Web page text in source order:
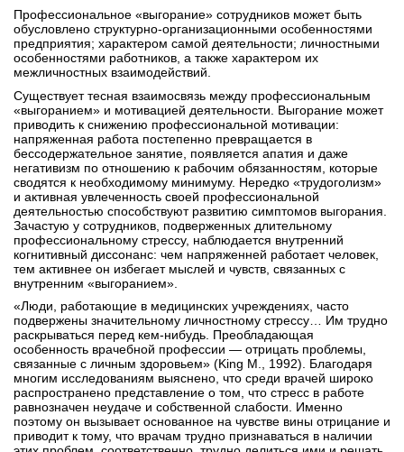
Профессиональное «выгорание» сотрудников может быть
обусловлено структурно-организационными особенностями
предприятия; характером самой деятельности; личностными
особенностями работников, а также характером их
межличностных взаимодействий.
Существует тесная взаимосвязь между профессиональным
«выгоранием» и мотивацией деятельности. Выгорание может
приводить к снижению профессиональной мотивации:
напряженная работа постепенно превращается в
бессодержательное занятие, появляется апатия и даже
негативизм по отношению к рабочим обязанностям, которые
сводятся к необходимому минимуму. Нередко «трудоголизм»
и активная увлеченность своей профессиональной
деятельностью способствуют развитию симптомов выгорания.
Зачастую у сотрудников, подверженных длительному
профессиональному стрессу, наблюдается внутренний
когнитивный диссонанс: чем напряженней работает человек,
тем активнее он избегает мыслей и чувств, связанных с
внутренним «выгоранием».
«Люди, работающие в медицинских учреждениях, часто
подвержены значительному личностному стрессу… Им трудно
раскрываться перед кем-нибудь. Преобладающая
особенность врачебной профессии — отрицать проблемы,
связанные с личным здоровьем» (King M., 1992). Благодаря
многим исследованиям выяснено, что среди врачей широко
распространено представление о том, что стресс в работе
равнозначен неудаче и собственной слабости. Именно
поэтому он вызывает основанное на чувстве вины отрицание и
приводит к тому, что врачам трудно признаваться в наличии